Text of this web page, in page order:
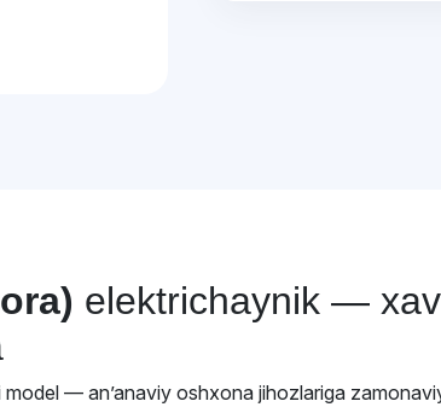
elektrichaynik —
model — an’anaviy oshxona jihozlariga